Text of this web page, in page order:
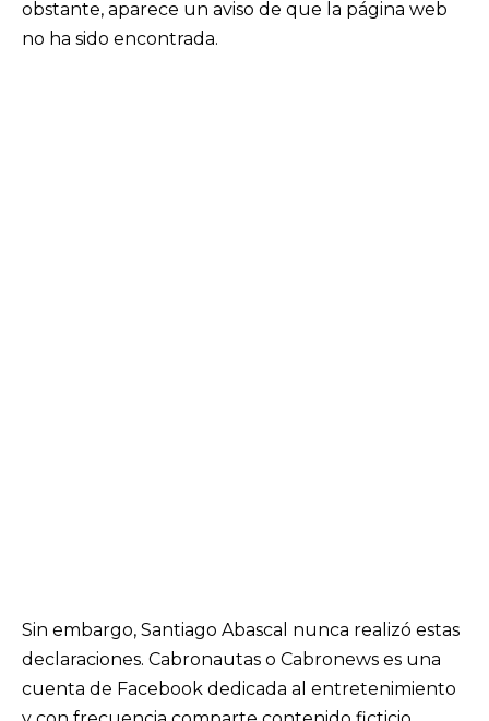
obstante, aparece un aviso de que la página web
no ha sido encontrada.
Sin embargo, Santiago Abascal nunca realizó estas
declaraciones. Cabronautas o Cabronews es una
cuenta de Facebook dedicada al entretenimiento